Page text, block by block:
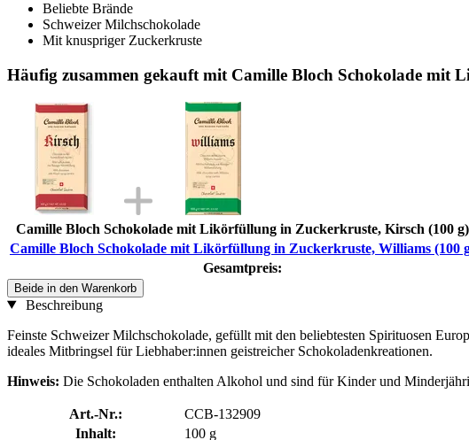
Beliebte Brände
Schweizer Milchschokolade
Mit knuspriger Zuckerkruste
Häufig zusammen gekauft mit Camille Bloch Schokolade mit
Camille Bloch Schokolade mit Likörfüllung in Zuckerkruste, Kirsch (100 g)
Camille Bloch Schokolade mit Likörfüllung in Zuckerkruste, Williams (100
Gesamtpreis:
Beide in den Warenkorb
Beschreibung
Feinste Schweizer Milchschokolade, gefüllt mit den beliebtesten Spirituosen
ideales Mitbringsel für Liebhaber:innen geistreicher Schokoladenkreationen.
Hinweis: Die Schokoladen enthalten Alkohol und sind für Kinder und
Art.-Nr.:
CCB-132909
Inhalt:
100 g